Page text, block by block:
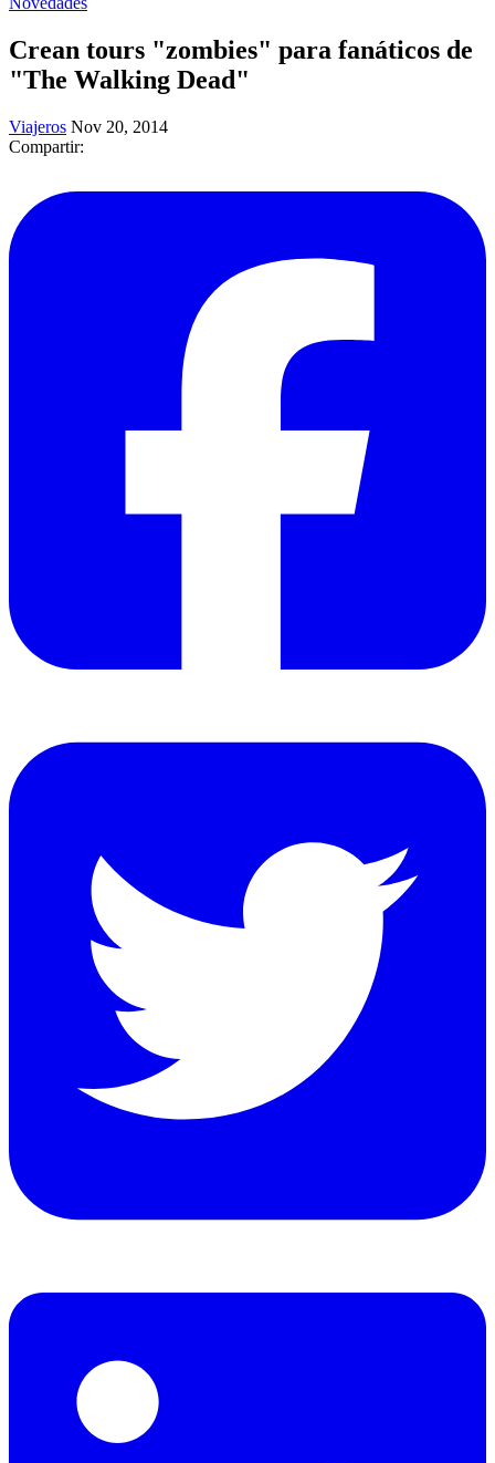
Crean tours "zombies" para fanáticos de
"The Walking Dead"
Viajeros Nov 20, 2014
Compartir: